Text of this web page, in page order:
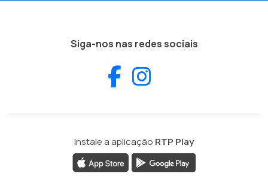
Siga-nos nas redes sociais
Facebook
Instale a aplicação RTP Play